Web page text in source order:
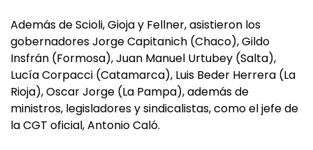
Además de Scioli, Gioja y Fellner, asistieron los
gobernadores Jorge Capitanich (Chaco), Gildo
Insfrán (Formosa), Juan Manuel Urtubey (Salta),
Lucía Corpacci (Catamarca), Luis Beder Herrera (La
Rioja), Oscar Jorge (La Pampa), además de
ministros, legisladores y sindicalistas, como el jefe de
la CGT oficial, Antonio Caló.